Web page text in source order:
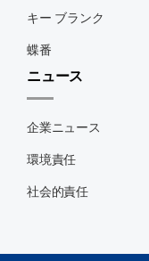
キー ブランク
蝶番
ニュース
企業ニュース
環境責任
社会的責任